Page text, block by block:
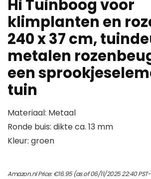
Hi Tuinboog voor
klimplanten en
240 x 37 cm,
metalen
een
tuin
Materiaal: Metaal
Ronde buis: dikte ca. 13 mm
Kleur: groen
Amazon.nl Price:€16.95(as of 06/11/2025 22:40 PST-